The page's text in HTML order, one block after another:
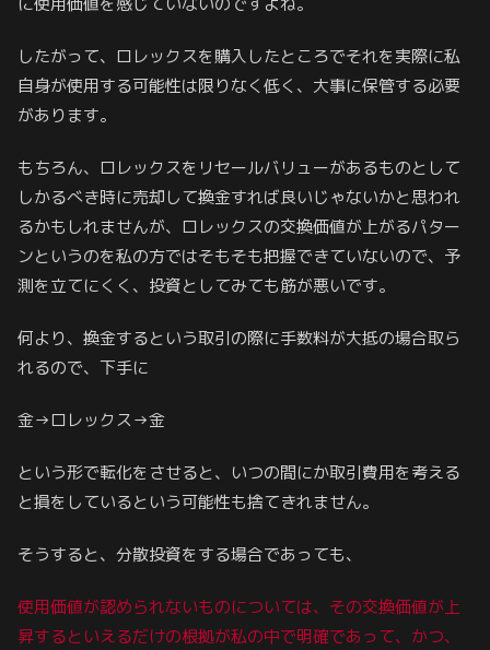
したがって、ロレックスを購入したところでそれを実際に私
自身が使用する可能性は限りなく低く、大事に保管する必要
があります。
もちろん、ロレックスをリセールバリューがあるものとして
しかるべき時に売却して換金すれば良いじゃないかと思われ
るかもしれませんが、ロレックスの交換価値が上がるパター
ンというのを私の方ではそもそも把握できていないので、予
測を立てにくく、投資としてみても筋が悪いです。
何より、換金するという取引の際に手数料が大抵の場合取ら
れるので、下手に
金→ロレックス→金
という形で転化をさせると、いつの間にか取引費用を考える
と損をしているという可能性も捨てきれません。
そうすると、分散投資をする場合であっても、
使用価値が認められないものについては、その交換価値が上
昇するといえるだけの根拠が私の中で明確であって、かつ、